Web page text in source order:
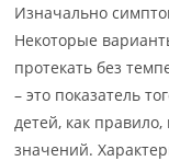
Изначально
Некоторые
протекать без
– это показатель
детей, как
значений.